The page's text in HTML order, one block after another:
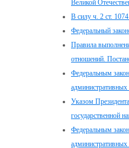
Великой
В силу ч. 2 ст.
Федеральный
Правила
отношений.
Федеральным
Указом
государственной
Федеральным